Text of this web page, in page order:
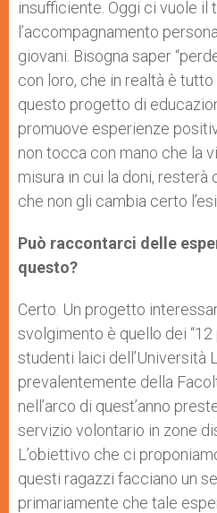
insufficiente. Oggi ci vuole il
l’accompagnamento
giovani. Bisogna saper
con loro, che in realtà è
questo progetto di
promuove esperienze
non tocca con mano che la
misura in cui la doni, resterà
che non gli cambia certo
Può raccontarci delle
questo?
Certo. Un progetto
svolgimento è quello dei
studenti laici dell’Università
prevalentemente della
nell’arco di quest’anno
servizio volontario in zone
L’obiettivo che ci
questi ragazzi facciano un
primariamente che tale